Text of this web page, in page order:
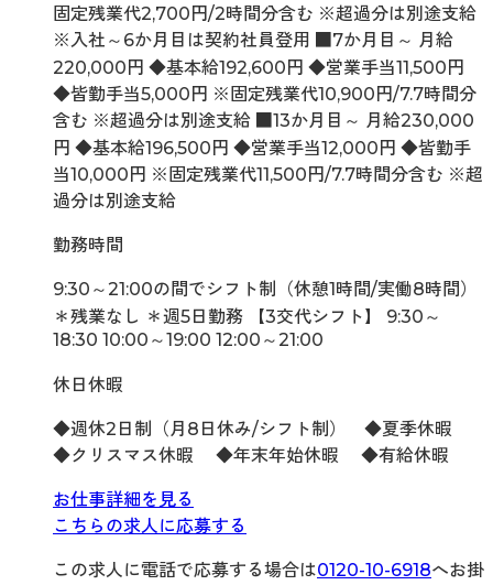
固定残業代2,700円/2時間分含む ※超過分は別途支給
※入社～6か月目は契約社員登用 ■7か月目～ 月給
220,000円 ◆基本給192,600円 ◆営業手当11,500円
◆皆勤手当5,000円 ※固定残業代10,900円/7.7時間分
含む ※超過分は別途支給 ■13か月目～ 月給230,000
円 ◆基本給196,500円 ◆営業手当12,000円 ◆皆勤手
当10,000円 ※固定残業代11,500円/7.7時間分含む ※超
過分は別途支給
勤務時間
9:30～21:00の間でシフト制（休憩1時間/実働8時間）
＊残業なし ＊週5日勤務 【3交代シフト】 9:30～
18:30 10:00～19:00 12:00～21:00
休日休暇
◆週休2日制（月8日休み/シフト制） ◆夏季休暇
◆クリスマス休暇 ◆年末年始休暇 ◆有給休暇
お仕事詳細を見る
こちらの求人に応募する
この求人に電話で応募する場合は0120-10-6918へお掛